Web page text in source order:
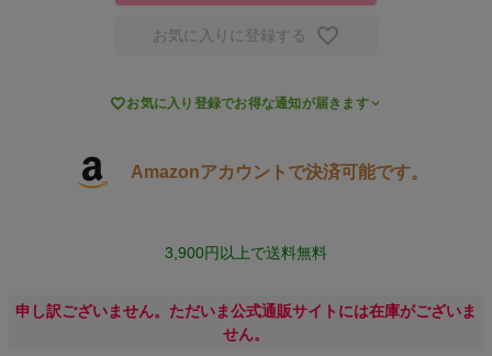
お気に入りに登録する
お気に入り登録でお得な通知が届きます
Amazonアカウントで決済可能です。
3,900円以上で送料無料
申し訳ございません。ただいま公式通販サイトには在庫がございま
せん。